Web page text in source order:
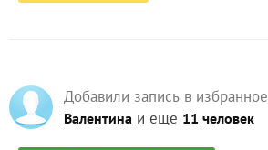
Добавили запись в избранное
Валентина и еще 11 человек